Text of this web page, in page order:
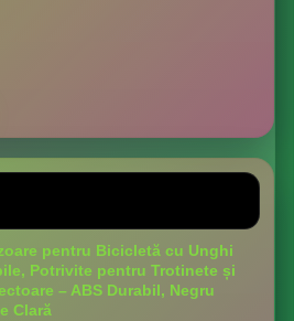
pentru Bicicletă cu Unghi
Potrivite pentru Trotinete și
– ABS Durabil, Negru
Clară